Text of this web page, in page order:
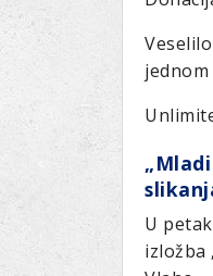
jednom
U
izložba